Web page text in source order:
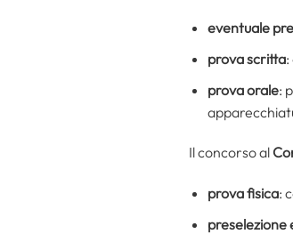
eventuale
prova scritta:
prova orale:
Il concorso al
prova fisica:
preselezione